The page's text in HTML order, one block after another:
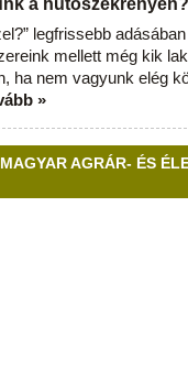
a hűtőszekrényen?
legfrissebb
mellett még kik
ha nem vagyunk elég
»
AGRÁR- ÉS